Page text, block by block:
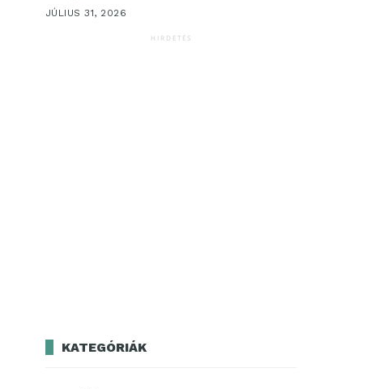
JÚLIUS 31, 2026
HIRDETÉS
KATEGÓRIÁK